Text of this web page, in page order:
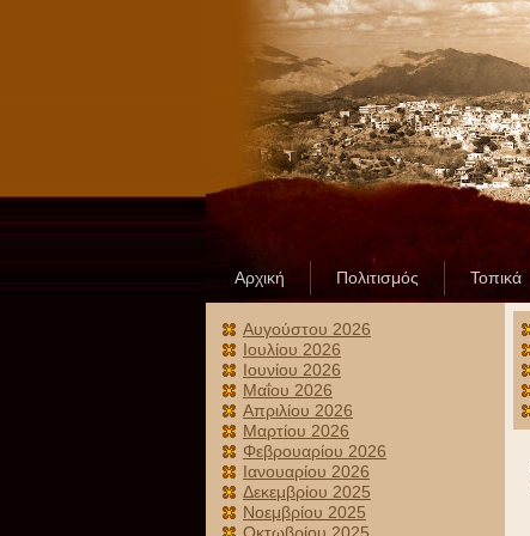
Αρχική Πολιτισμός Τοπικά
Αυγούστου 2026
Ιουλίου 2026
Ιουνίου 2026
Μαΐου 2026
Απριλίου 2026
Μαρτίου 2026
Φεβρουαρίου 2026
Ιανουαρίου 2026
Δεκεμβρίου 2025
Νοεμβρίου 2025